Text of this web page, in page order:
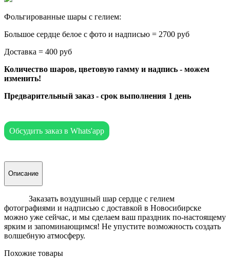
Фольгированные шары с гелием:
Большое сердце белое с фото и надписью = 2700 руб
Доставка = 400 руб
Количество шаров, цветовую гамму и надпись - можем
изменить!
Предварительный заказ - срок выполнения 1 день
Обсудить заказ в Whats'app
Описание
Заказать воздушный шар сердце с гелием
фотографиями и надписью с доставкой в Новосибирске
можно уже сейчас, и мы сделаем ваш праздник по-настоящему
ярким и запоминающимся! Не упустите возможность создать
волшебную атмосферу.
Похожие товары